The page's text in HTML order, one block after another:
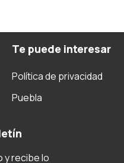
Te puede interesar
Política de privacidad
Puebla
y recibe lo